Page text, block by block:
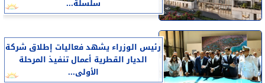
سلسلة...
رئيس الوزراء يشهد فعاليات إطلاق شركة
الديار القطرية أعمال تنفيذ المرحلة
الأولى...